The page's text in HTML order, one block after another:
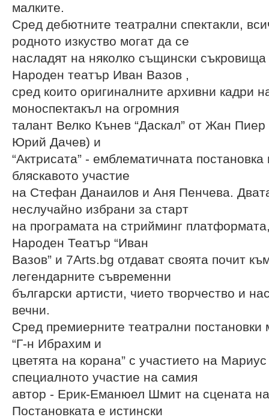
малките.
Сред дебютните театрални спектакли,
родното изкуство могат да се
насладят на няколко същински
Народен театър Иван Вазов ,
сред които оригиналните архивни кадри
моноспектакъл на огромния
талант Велко Кънев “Даскал” от Жан
Юрий Дачев) и
“Актрисата” - емблематичната
бляскавото участие
на Стефан Данаилов и Аня Пенчева.
неслучайно избрани за старт
на програмата на стрийминг
Народен Театър “Иван
Вазов” и 7Arts.bg отдават своята почит
легендарните съвременни
български артисти, чието творчество и
вечни.
Сред премиерните театрални
“Г-н Ибрахим и
цветята на корана” с участието на
специалното участие на самия
автор - Ерик-Еманюел Шмит на сцената
Постановката е истински